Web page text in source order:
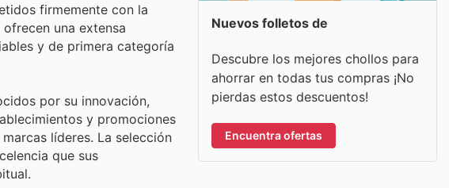
firmemente con la
una extensa
y de primera categoría
por su innovación,
y promociones
líderes. La selección
que sus
Nuevos folletos de
Descubre los mejores chollos para
ahorrar en todas tus compras ¡No
pierdas estos descuentos!
Encuentra ofertas